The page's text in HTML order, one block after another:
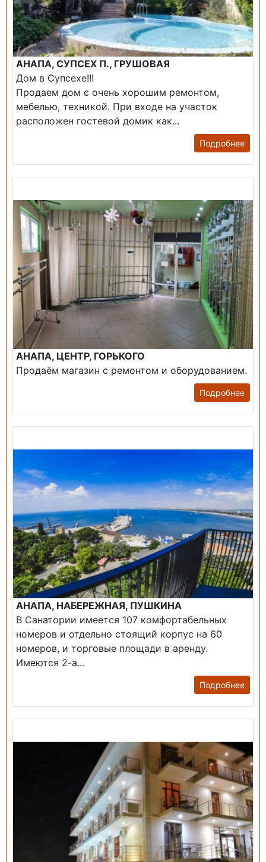
АНАПА, СУПСЕХ П., ГРУШОВАЯ
Дом в Супсехе!!!
Продаем дом с очень хорошим ремонтом,
мебелью, техникой. При входе на участок
расположен гостевой домик как...
Подробнее
АНАПА, ЦЕНТР, ГОРЬКОГО
Продаём магазин с ремонтом и оборудованием.
Подробнее
АНАПА, НАБЕРЕЖНАЯ, ПУШКИНА
В Санатории имеется 107 комфортабельных
номеров и отдельно стоящий корпус на 60
номеров, и торговые площади в аренду.
Имеются 2-а...
Подробнее